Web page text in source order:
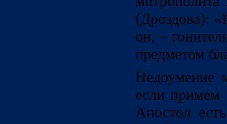
(Дроздова):
он, –
предметом
Недоумение
если примем
Апостол